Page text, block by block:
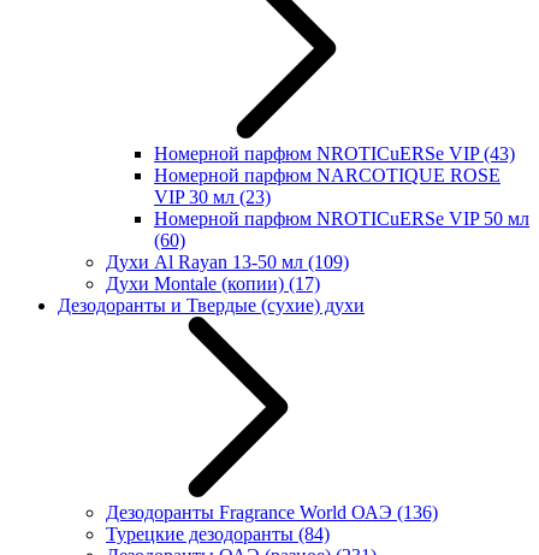
Номерной парфюм NROTICuERSe VIP(43)
Номерной парфюм NARCOTIQUE ROSE
VIP 30 мл (23)
Номерной парфюм NROTICuERSe VIP 50 мл
(60)
Духи Al Rayan 13-50 мл (109)
Духи Montale (копии) (17)
Дезодоранты и Твердые (сухие) духи
Дезодоранты Fragrance World ОАЭ (136)
Турецкие дезодоранты (84)